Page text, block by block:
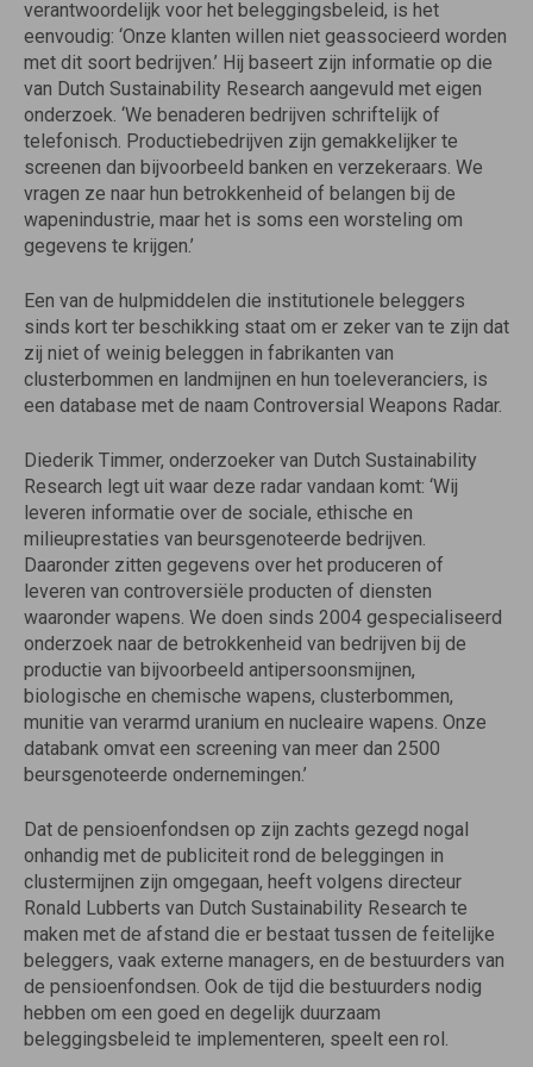
verantwoordelijk voor het beleggingsbeleid, is het
eenvoudig: ‘Onze klanten willen niet geassocieerd worden
met dit soort bedrijven.’ Hij baseert zijn informatie op die
van Dutch Sustainability Research aangevuld met eigen
onderzoek. ‘We benaderen bedrijven schriftelijk of
telefonisch. Productiebedrijven zijn gemakkelijker te
screenen dan bijvoorbeeld banken en verzekeraars. We
vragen ze naar hun betrokkenheid of belangen bij de
wapenindustrie, maar het is soms een worsteling om
gegevens te krijgen.’
Een van de hulpmiddelen die institutionele beleggers
sinds kort ter beschikking staat om er zeker van te zijn dat
zij niet of weinig beleggen in fabrikanten van
clusterbommen en landmijnen en hun toeleveranciers, is
een database met de naam Controversial Weapons Radar.
Diederik Timmer, onderzoeker van Dutch Sustainability
Research legt uit waar deze radar vandaan komt: ‘Wij
leveren informatie over de sociale, ethische en
milieuprestaties van beursgenoteerde bedrijven.
Daaronder zitten gegevens over het produceren of
leveren van controversiële producten of diensten
waaronder wapens. We doen sinds 2004 gespecialiseerd
onderzoek naar de betrokkenheid van bedrijven bij de
productie van bijvoorbeeld antipersoonsmijnen,
biologische en chemische wapens, clusterbommen,
munitie van verarmd uranium en nucleaire wapens. Onze
databank omvat een screening van meer dan 2500
beursgenoteerde ondernemingen.’
Dat de pensioenfondsen op zijn zachts gezegd nogal
onhandig met de publiciteit rond de beleggingen in
clustermijnen zijn omgegaan, heeft volgens directeur
Ronald Lubberts van Dutch Sustainability Research te
maken met de afstand die er bestaat tussen de feitelijke
beleggers, vaak externe managers, en de bestuurders van
de pensioenfondsen. Ook de tijd die bestuurders nodig
hebben om een goed en degelijk duurzaam
beleggingsbeleid te implementeren, speelt een rol.